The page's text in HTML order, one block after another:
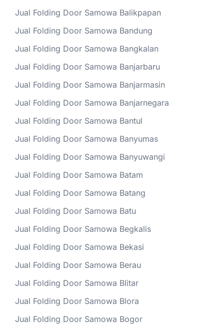
Jual Folding Door Samowa Balikpapan
Jual Folding Door Samowa Bandung
Jual Folding Door Samowa Bangkalan
Jual Folding Door Samowa Banjarbaru
Jual Folding Door Samowa Banjarmasin
Jual Folding Door Samowa Banjarnegara
Jual Folding Door Samowa Bantul
Jual Folding Door Samowa Banyumas
Jual Folding Door Samowa Banyuwangi
Jual Folding Door Samowa Batam
Jual Folding Door Samowa Batang
Jual Folding Door Samowa Batu
Jual Folding Door Samowa Begkalis
Jual Folding Door Samowa Bekasi
Jual Folding Door Samowa Berau
Jual Folding Door Samowa Blitar
Jual Folding Door Samowa Blora
Jual Folding Door Samowa Bogor